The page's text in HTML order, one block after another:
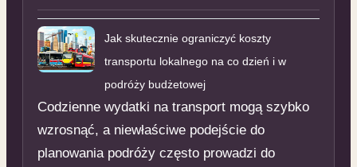
Jak skutecznie ograniczyć koszty
transportu lokalnego na co dzień i w
podróży budżetowej
Codzienne wydatki na transport mogą szybko
wzrosnąć, a niewłaściwe podejście do
planowania podróży często prowadzi do